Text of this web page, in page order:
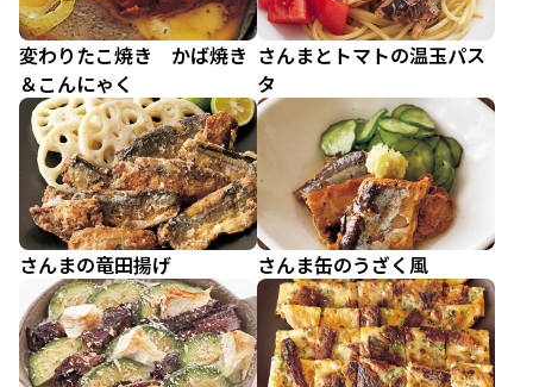
変わりたこ焼き かば焼き
＆こんにゃく
さんまとトマトの温玉パス
タ
さんまの竜田揚げ さんま缶のうざく風